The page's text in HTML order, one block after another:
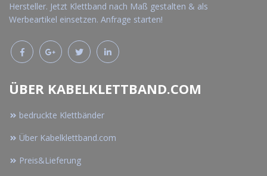
Hersteller. Jetzt Klettband nach Maß gestalten & als
Werbeartikel einsetzen. Anfrage starten!
ÜBER KABELKLETTBAND.COM
bedruckte Klettbänder
Über Kabelklettband.com
Preis&Lieferung